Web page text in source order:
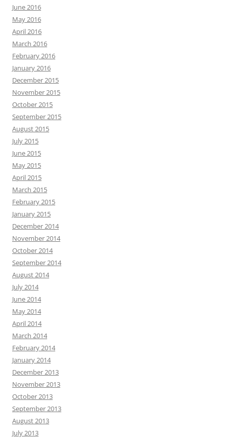
June 2016
May 2016
April 2016
March 2016
February 2016
January 2016
December 2015
November 2015
October 2015
September 2015
August 2015
July 2015
June 2015
May 2015
April 2015
March 2015
February 2015
January 2015
December 2014
November 2014
October 2014
September 2014
August 2014
July 2014
June 2014
May 2014
April 2014
March 2014
February 2014
January 2014
December 2013
November 2013
October 2013
September 2013
August 2013
July 2013